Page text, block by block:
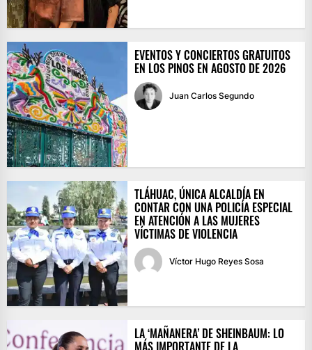
EVENTOS Y CONCIERTOS GRATUITOS
EN LOS PINOS EN AGOSTO DE 2026
Juan Carlos Segundo
TLÁHUAC, ÚNICA ALCALDÍA EN
CONTAR CON UNA POLICÍA ESPECIAL
EN ATENCIÓN A LAS MUJERES
VÍCTIMAS DE VIOLENCIA
Víctor Hugo Reyes Sosa
LA ‘MAÑANERA’ DE SHEINBAUM: LO
MÁS IMPORTANTE DE LA